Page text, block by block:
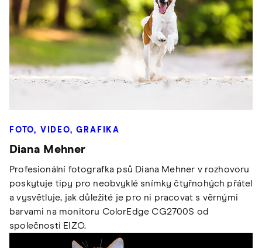
FOTO, VIDEO, GRAFIKA
Diana Mehner
Profesionální fotografka psů Diana Mehner v rozhovoru
poskytuje tipy pro neobvyklé snímky čtyřnohých přátel
a vysvětluje, jak důležité je pro ni pracovat s věrnými
barvami na monitoru ColorEdge CG2700S od
společnosti EIZO.